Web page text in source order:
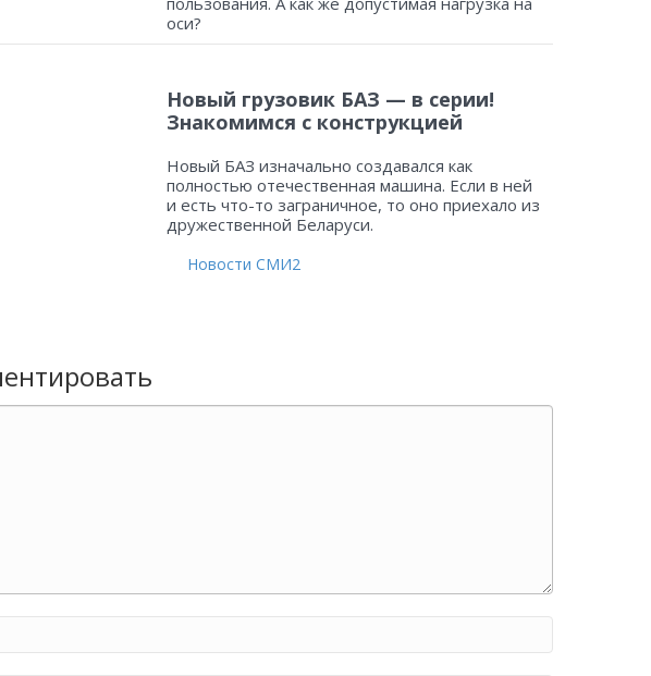
оси?
Новый грузовик БАЗ — в серии!
Знакомимся с конструкцией
Новый БАЗ изначально создавался как
полностью отечественная машина. Если в ней
и есть что-то заграничное, то оно приехало из
дружественной Беларуси.
Новости СМИ2